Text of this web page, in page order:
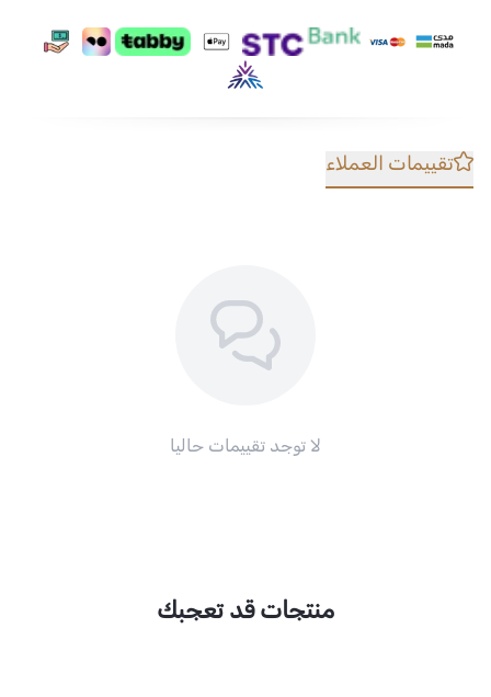
تقييمات العملاء
لا توجد تقييمات حاليا
منتجات قد تعجبك